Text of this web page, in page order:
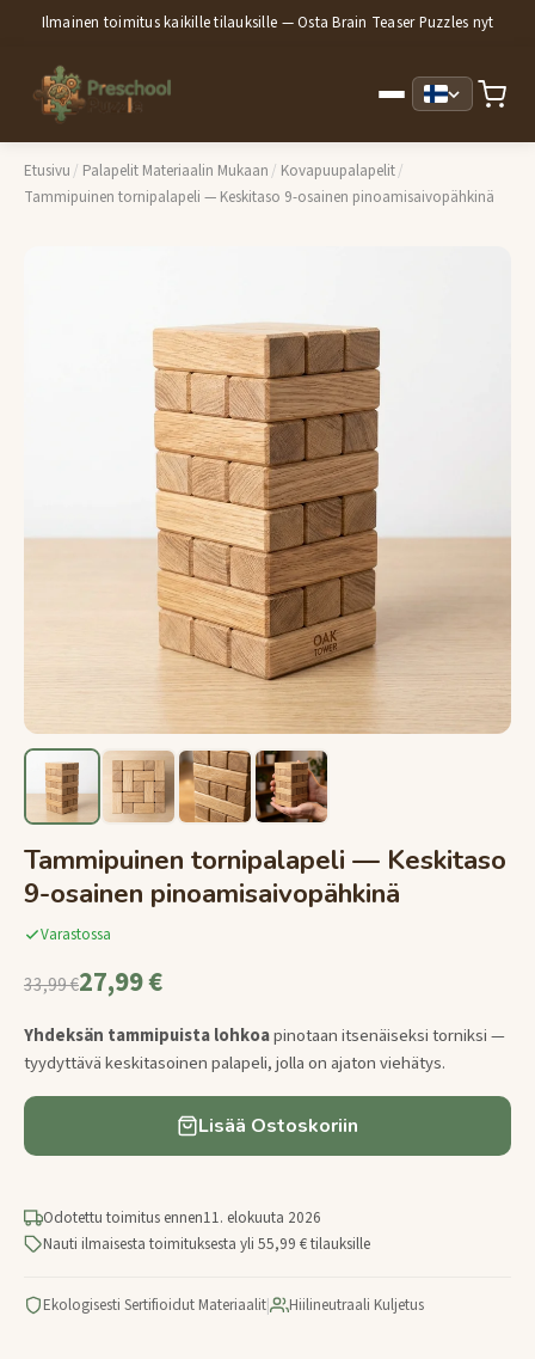
Ilmainen toimitus kaikille tilauksille — Osta Brain Teaser Puzzles nyt
Etusivu / Palapelit Materiaalin Mukaan / Kovapuupalapelit/
Tammipuinen tornipalapeli — Keskitaso 9-osainen pinoamisaivopähkinä
Tammipuinen tornipalapeli — Keskitaso
9-osainen pinoamisaivopähkinä
Varastossa
33,99 €27,99 €
Yhdeksän tammipuista lohkoapinotaan itsenäiseksi torniksi —
tyydyttävä keskitasoinen palapeli, jolla on ajaton viehätys.
Lisää Ostoskoriin
Odotettu toimitus ennen11. elokuuta 2026
Nauti ilmaisesta toimituksesta yli 55,99 € tilauksille
Ekologisesti Sertifioidut Materiaalit| Hiilineutraali Kuljetus